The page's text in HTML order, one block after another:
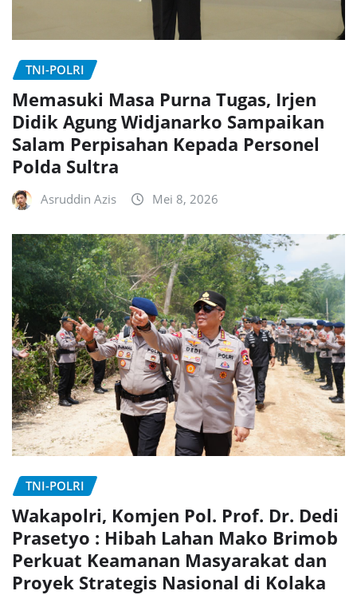
TNI-POLRI
Memasuki Masa Purna Tugas, Irjen
Didik Agung Widjanarko Sampaikan
Salam Perpisahan Kepada Personel
Polda Sultra
Asruddin Azis Mei 8, 2026
TNI-POLRI
Wakapolri, Komjen Pol. Prof. Dr. Dedi
Prasetyo : Hibah Lahan Mako Brimob
Perkuat Keamanan Masyarakat dan
Proyek Strategis Nasional di Kolaka